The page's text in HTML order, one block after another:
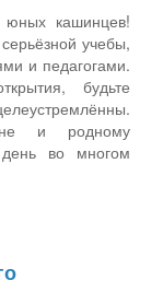
юных кашинцев!
учебы,
и педагогами.
будьте
и родному
во многом